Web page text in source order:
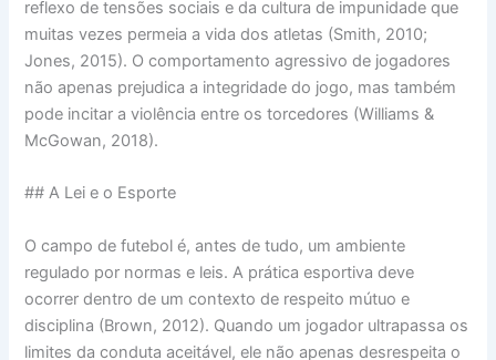
reflexo de tensões sociais e da cultura de impunidade que
muitas vezes permeia a vida dos atletas (Smith, 2010;
Jones, 2015). O comportamento agressivo de jogadores
não apenas prejudica a integridade do jogo, mas também
pode incitar a violência entre os torcedores (Williams &
McGowan, 2018).
## A Lei e o Esporte
O campo de futebol é, antes de tudo, um ambiente
regulado por normas e leis. A prática esportiva deve
ocorrer dentro de um contexto de respeito mútuo e
disciplina (Brown, 2012). Quando um jogador ultrapassa os
limites da conduta aceitável, ele não apenas desrespeita o